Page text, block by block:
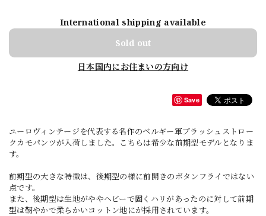
International shipping available
Sold out
日本国内にお住まいの方向け
Save
ユーロヴィンテージを代表する名作のベルギー軍ブラッシュストロー
クカモパンツが入荷しました。こちらは希少な前期型モデルとなりま
す。
前期型の大きな特徴は、後期型の様に前開きのボタンフライではない
点です。
また、後期型は生地がややヘビーで固くハリがあったのに対して前期
型は靭やかで柔らかいコットン地にが採用されています。